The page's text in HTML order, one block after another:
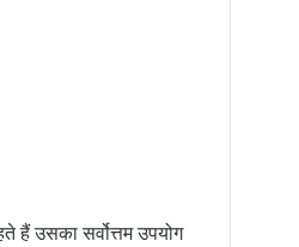
हैं उसका सर्वोत्तम उपयोग